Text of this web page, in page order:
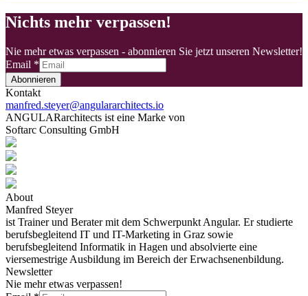
Nichts mehr verpassen!
Nie mehr etwas verpassen - abonnieren Sie jetzt unseren Newsletter!
Email *
Abonnieren
Kontakt
manfred.steyer@angulararchitects.io
ANGULARarchitects ist eine Marke von
Softarc Consulting GmbH
About
Manfred Steyer
ist Trainer und Berater mit dem Schwerpunkt Angular. Er studierte
berufsbegleitend IT und IT-Marketing in Graz sowie
berufsbegleitend Informatik in Hagen und absolvierte eine
viersemestrige Ausbildung im Bereich der Erwachsenenbildung.
Newsletter
Nie mehr etwas verpassen!